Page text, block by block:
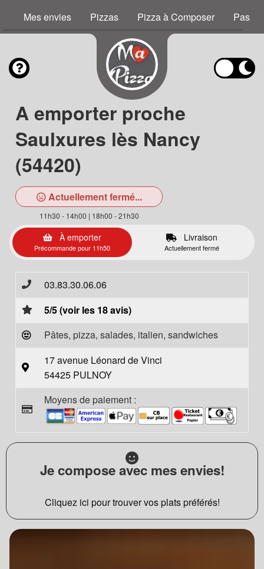
Mes envies Pizzas Pizza à Composer Pastas
A emporter proche
Saulxures lès Nancy
(54420)
Actuellement fermé...
11h30 - 14h00 | 18h00 - 21h30
À emporter
Précommande pour 11h50
Livraison
Actuellement fermé
03.83.30.06.06
5/5 (voir les 18 avis)
Pâtes, pizza, salades, italien, sandwiches
17 avenue Léonard de Vinci
54425 PULNOY
Moyens de paiement :
Je compose avec mes envies!
Cliquez ici pour trouver vos plats préférés!